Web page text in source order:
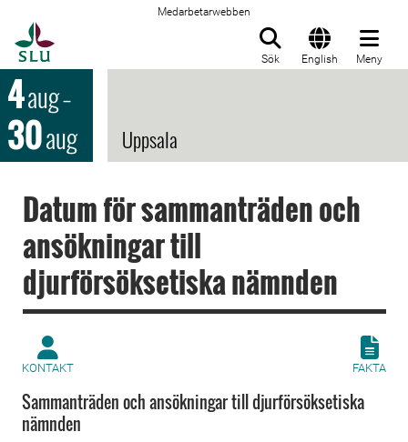
Medarbetarwebben
Sök English Meny
4aug–
30aug Uppsala
Datum för sammanträden och
ansökningar till
djurförsöksetiska nämnden
KONTAKT FAKTA
Sammanträden och ansökningar till djurförsöksetiska
nämnden